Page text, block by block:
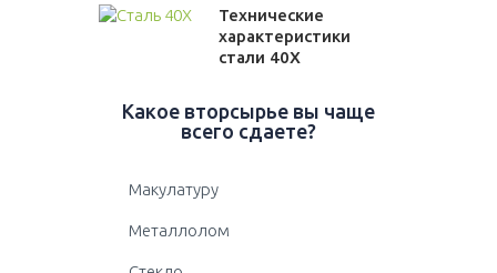
Технические
характеристики
стали 40Х
Какое вторсырье вы чаще
всего сдаете?
Макулатуру
Металлолом